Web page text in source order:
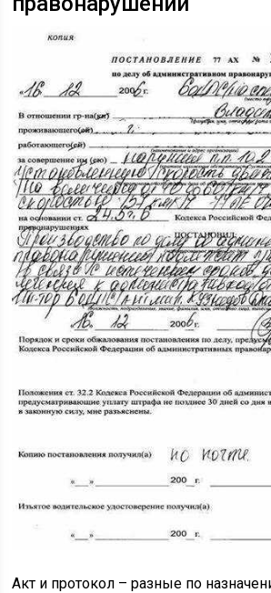
Акт и протокол – разные по